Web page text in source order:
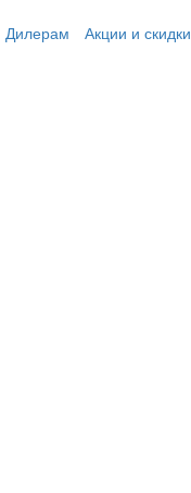
Дилерам Акции и скидки